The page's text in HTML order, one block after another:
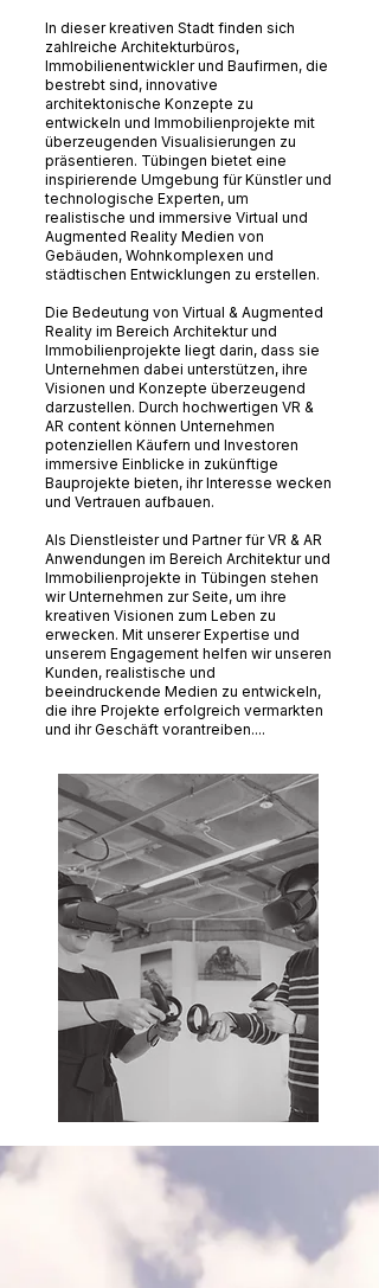
In dieser kreativen Stadt finden sich
zahlreiche Architekturbüros,
Immobilienentwickler und Baufirmen, die
bestrebt sind, innovative
architektonische Konzepte zu
entwickeln und Immobilienprojekte mit
überzeugenden Visualisierungen zu
präsentieren. Tübingen bietet eine
inspirierende Umgebung für Künstler und
technologische Experten, um
realistische und immersive Virtual und
Augmented Reality Medien von
Gebäuden, Wohnkomplexen und
städtischen Entwicklungen zu erstellen.
Die Bedeutung von Virtual & Augmented
Reality im Bereich Architektur und
Immobilienprojekte liegt darin, dass sie
Unternehmen dabei unterstützen, ihre
Visionen und Konzepte überzeugend
darzustellen. Durch hochwertigen VR &
AR content können Unternehmen
potenziellen Käufern und Investoren
immersive Einblicke in zukünftige
Bauprojekte bieten, ihr Interesse wecken
und Vertrauen aufbauen.
Als Dienstleister und Partner für VR & AR
Anwendungen im Bereich Architektur und
Immobilienprojekte in Tübingen stehen
wir Unternehmen zur Seite, um ihre
kreativen Visionen zum Leben zu
erwecken. Mit unserer Expertise und
unserem Engagement helfen wir unseren
Kunden, realistische und
beeindruckende Medien zu entwickeln,
die ihre Projekte erfolgreich vermarkten
und ihr Geschäft vorantreiben....